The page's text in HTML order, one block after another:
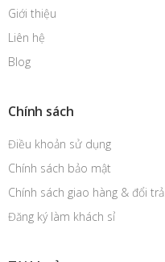
Giới thiệu
Liên hệ
Blog
Chính sách
Điều khoản sử dụng
Chính sách bảo mật
Chính sách giao hàng & đổi trả
Đăng ký làm khách sỉ